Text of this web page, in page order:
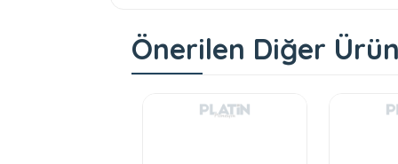
Önerilen Diğer